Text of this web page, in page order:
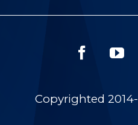
Copyrighted